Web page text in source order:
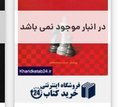
در انبار موجود نمی باشد